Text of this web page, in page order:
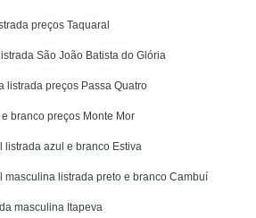
preços Taquaral
São João Batista do Glória
listrada preços Passa Quatro
branco preços Monte Mor
listrada azul e branco Estiva
masculina listrada preto e branco Cambuí
masculina Itapeva